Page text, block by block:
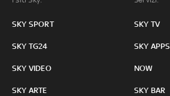
SKY SPORT
SKY TG24
SKY VIDEO
SKY ARTE
SKY TV
SKY APPS
NOW
SKY BAR